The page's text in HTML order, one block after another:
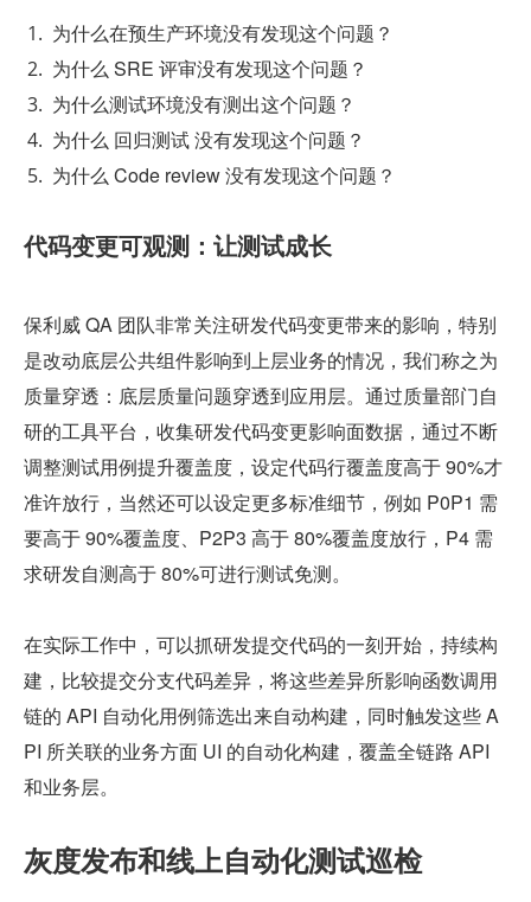
为什么在预生产环境没有发现这个问题？
为什么 SRE 评审没有发现这个问题？
为什么测试环境没有测出这个问题？
为什么 回归测试 没有发现这个问题？
为什么 Code review 没有发现这个问题？
代码变更可观测：让测试成长
保利威 QA 团队非常关注研发代码变更带来的影响，特别
是改动底层公共组件影响到上层业务的情况，我们称之为
质量穿透：底层质量问题穿透到应用层。通过质量部门自
研的工具平台，收集研发代码变更影响面数据，通过不断
调整测试用例提升覆盖度，设定代码行覆盖度高于 90%才
准许放行，当然还可以设定更多标准细节，例如 P0P1 需
要高于 90%覆盖度、P2P3 高于 80%覆盖度放行，P4 需
求研发自测高于 80%可进行测试免测。
在实际工作中，可以抓研发提交代码的一刻开始，持续构
建，比较提交分支代码差异，将这些差异所影响函数调用
链的 API 自动化用例筛选出来自动构建，同时触发这些 A
PI 所关联的业务方面 UI 的自动化构建，覆盖全链路 API
和业务层。
灰度发布和线上自动化测试巡检